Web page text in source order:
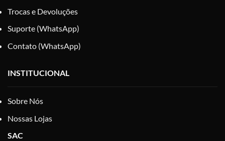
Trocas e Devoluções
Suporte (WhatsApp)
Contato (WhatsApp)
INSTITUCIONAL
Sobre Nós
Nossas Lojas
SAC